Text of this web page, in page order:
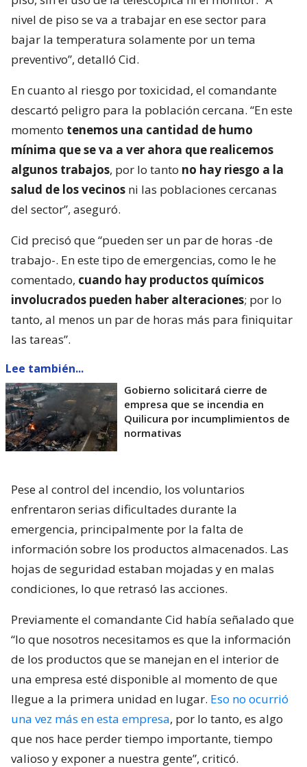
nivel de piso se va a trabajar en ese sector para
bajar la temperatura solamente por un tema
preventivo”, detalló Cid.
En cuanto al riesgo por toxicidad, el comandante
descartó peligro para la población cercana. “En este
momento tenemos una cantidad de humo
mínima que se va a ver ahora que realicemos
algunos trabajos, por lo tanto no hay riesgo a la
salud de los vecinos ni las poblaciones cercanas
del sector”, aseguró.
Cid precisó que “pueden ser un par de horas -de
trabajo-. En este tipo de emergencias, como le he
comentado, cuando hay productos químicos
involucrados pueden haber alteraciones; por lo
tanto, al menos un par de horas más para finiquitar
las tareas”.
Lee también...
Gobierno solicitará cierre de
empresa que se incendia en
Quilicura por incumplimientos de
normativas
Pese al control del incendio, los voluntarios
enfrentaron serias dificultades durante la
emergencia, principalmente por la falta de
información sobre los productos almacenados. Las
hojas de seguridad estaban mojadas y en malas
condiciones, lo que retrasó las acciones.
Previamente el comandante Cid había señalado que
“lo que nosotros necesitamos es que la información
de los productos que se manejan en el interior de
una empresa esté disponible al momento de que
llegue a la primera unidad en lugar. Eso no ocurrió
una vez más en esta empresa, por lo tanto, es algo
que nos hace perder tiempo importante, tiempo
valioso y exponer a nuestra gente”, criticó.